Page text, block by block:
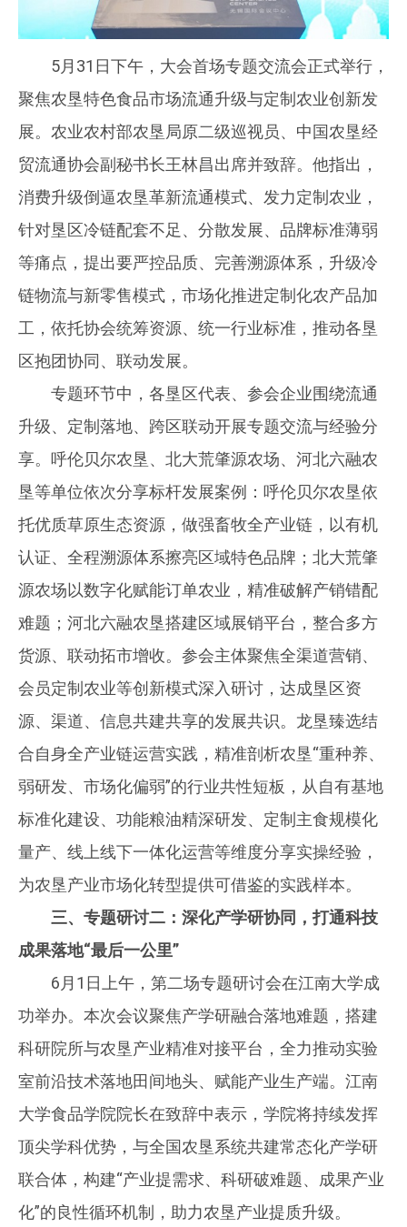
5月31日下午，大会首场专题交流会正式举行，
聚焦农垦特色食品市场流通升级与定制农业创新发
展。农业农村部农垦局原二级巡视员、中国农垦经
贸流通协会副秘书长王林昌出席并致辞。他指出，
消费升级倒逼农垦革新流通模式、发力定制农业，
针对垦区冷链配套不足、分散发展、品牌标准薄弱
等痛点，提出要严控品质、完善溯源体系，升级冷
链物流与新零售模式，市场化推进定制化农产品加
工，依托协会统筹资源、统一行业标准，推动各垦
区抱团协同、联动发展。
专题环节中，各垦区代表、参会企业围绕流通
升级、定制落地、跨区联动开展专题交流与经验分
享。呼伦贝尔农垦、北大荒肇源农场、河北六融农
垦等单位依次分享标杆发展案例：呼伦贝尔农垦依
托优质草原生态资源，做强畜牧全产业链，以有机
认证、全程溯源体系擦亮区域特色品牌；北大荒肇
源农场以数字化赋能订单农业，精准破解产销错配
难题；河北六融农垦搭建区域展销平台，整合多方
货源、联动拓市增收。参会主体聚焦全渠道营销、
会员定制农业等创新模式深入研讨，达成垦区资
源、渠道、信息共建共享的发展共识。龙垦臻选结
合自身全产业链运营实践，精准剖析农垦“重种养、
弱研发、市场化偏弱”的行业共性短板，从自有基地
标准化建设、功能粮油精深研发、定制主食规模化
量产、线上线下一体化运营等维度分享实操经验，
为农垦产业市场化转型提供可借鉴的实践样本。
三、专题研讨二：深化产学研协同，打通科技
成果落地“最后一公里”
6月1日上午，第二场专题研讨会在江南大学成
功举办。本次会议聚焦产学研融合落地难题，搭建
科研院所与农垦产业精准对接平台，全力推动实验
室前沿技术落地田间地头、赋能产业生产端。江南
大学食品学院院长在致辞中表示，学院将持续发挥
顶尖学科优势，与全国农垦系统共建常态化产学研
联合体，构建“产业提需求、科研破难题、成果产业
化”的良性循环机制，助力农垦产业提质升级。